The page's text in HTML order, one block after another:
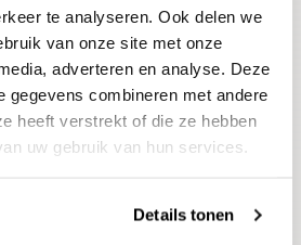
te analyseren. Ook delen we
van onze site met onze
adverteren en analyse. Deze
gegevens combineren met andere
heeft verstrekt of die ze hebben
uw gebruik van hun services.
Details tonen
Aanmelden